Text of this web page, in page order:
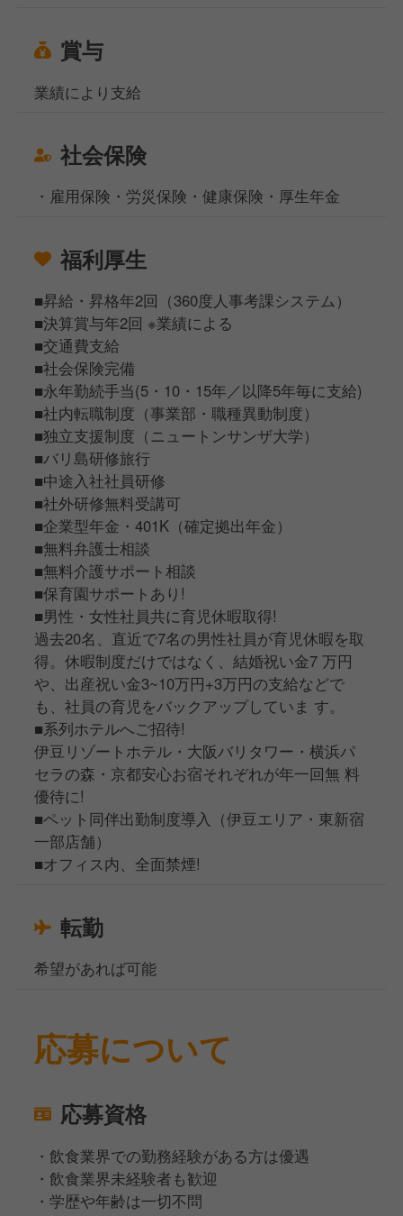
賞与
業績により支給
社会保険
・雇用保険・労災保険・健康保険・厚生年金
福利厚生
■昇給・昇格年2回（360度人事考課システム）
■決算賞与年2回 ※業績による
■交通費支給
■社会保険完備
■永年勤続手当(5・10・15年／以降5年毎に支給)
■社内転職制度（事業部・職種異動制度）
■独立支援制度（ニュートンサンザ大学）
■バリ島研修旅行
■中途入社社員研修
■社外研修無料受講可
■企業型年金・401K（確定拠出年金）
■無料弁護士相談
■無料介護サポート相談
■保育園サポートあり!
■男性・女性社員共に育児休暇取得!
過去20名、直近で7名の男性社員が育児休暇を取
得。休暇制度だけではなく、結婚祝い金7 万円
や、出産祝い金3~10万円+3万円の支給などで
も、社員の育児をバックアップしていま す。
■系列ホテルへご招待!
伊豆リゾートホテル・大阪バリタワー・横浜パ
セラの森・京都安心お宿それぞれが年一回無 料
優待に!
■ペット同伴出勤制度導入（伊豆エリア・東新宿
一部店舗）
■オフィス内、全面禁煙!
転勤
希望があれば可能
応募について
応募資格
・飲食業界での勤務経験がある方は優遇
・飲食業界未経験者も歓迎
・学歴や年齢は一切不問